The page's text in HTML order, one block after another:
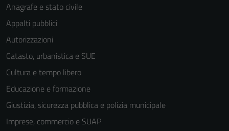
Anagrafe e stato civile
Appalti pubblici
Autorizzazioni
Catasto, urbanistica e SUE
Cultura e tempo libero
Educazione e formazione
Giustizia, sicurezza pubblica e polizia municipale
Imprese, commercio e SUAP